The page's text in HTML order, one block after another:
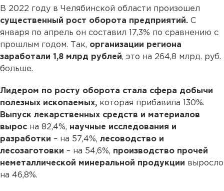
В 2022 году в Челябинской области произошел
существенный рост оборота предприятий. С
января по апрель он составил 17,3% по сравнению с
прошлым годом. Так, организации региона
заработали 1,8 млрд рублей, это на 264,8 млрд. руб.
больше.
Лидером по росту оборота стала сфера добычи
полезных ископаемых, которая прибавила 130%.
Выпуск лекарственных средств и материалов
вырос на 82,4%, научные исследования и
разработки – на 57,4%, лесоводство и
лесозаготовки – на 54,6%, производство прочей
неметаллической минеральной продукции выросло
на 46,8%.